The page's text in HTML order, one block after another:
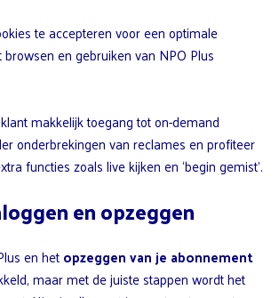
te accepteren voor een optimale
en gebruiken van NPO Plus
makkelijk toegang tot on-demand
onderbrekingen van reclames en profiteer
functies zoals live kijken en ‘begin gemist’.
en opzeggen
en hetopzeggen van je abonnement
maar met de juiste stappen wordt het